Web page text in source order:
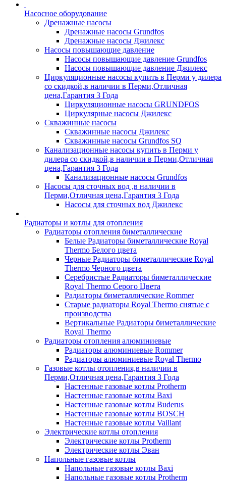
Насосное оборудование
Дренажные насосы
Дренажные насосы Grundfos
Дренажные насосы Джилекс
Насосы повышающие давление
Насосы повышающие давление Grundfos
Насосы повышающие давление Джилекс
Циркуляционные насосы купить в Перми у дилера
со скидкой,в наличии в Перми,Отличная
цена,Гарантия 3 Года
Циркуляционные насосы GRUNDFOS
Циркулярные насосы Джилекс
Скважинные насосы
Скважинные насосы Джилекс
Скважинные насосы Grundfos SQ
Канализационные насосы купить в Перми у
дилера со скидкой,в наличии в Перми,Отличная
цена,Гарантия 3 Года
Канализационные насосы Grundfos
Насосы для сточных вод ,в наличии в
Перми,Отличная цена,Гарантия 3 Года
Насосы для сточных вод Джилекс
Радиаторы и котлы для отопления
Радиаторы отопления биметаллические
Белые Радиаторы биметаллические Royal
Thermo Белого цвета
Черные Радиаторы биметаллические Royal
Thermo Черного цвета
Серебристые Радиаторы биметаллические
Royal Thermo Серого Цвета
Радиаторы биметаллические Rommer
Старые радиаторы Royal Thermo снятые с
производства
Вертикальные Радиаторы биметаллические
Royal Thermo
Радиаторы отопления алюминиевые
Радиаторы алюминиевые Rommer
Радиаторы алюминиевые Royal Thermo
Газовые котлы отопления,в наличии в
Перми,Отличная цена,Гарантия 3 Года
Настенные газовые котлы Protherm
Настенные газовые котлы Baxi
Настенные газовые котлы Buderus
Настенные газовые котлы BOSCH
Настенные газовые котлы Vaillant
Электрические котлы отопления
Электрические котлы Protherm
Электрические котлы Эван
Напольные газовые котлы
Напольные газовые котлы Baxi
Напольные газовые котлы Protherm